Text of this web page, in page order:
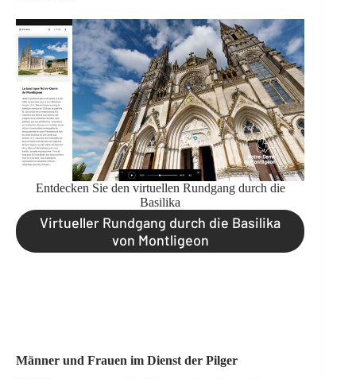
Entdecken Sie den virtuellen Rundgang durch die
Basilika
Virtueller Rundgang durch die Basilika
von Montligeon
Männer und Frauen im Dienst der Pilger